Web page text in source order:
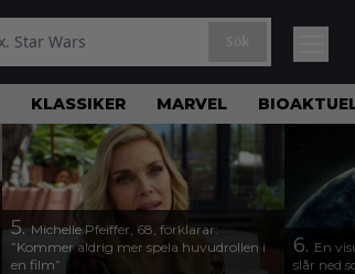
KLASSIKER MARVEL
5.Michelle Pfeiffer, 68, förklarar:
”Kommer aldrig mer spela huvudrollen i
en film”
6. En
slår ned